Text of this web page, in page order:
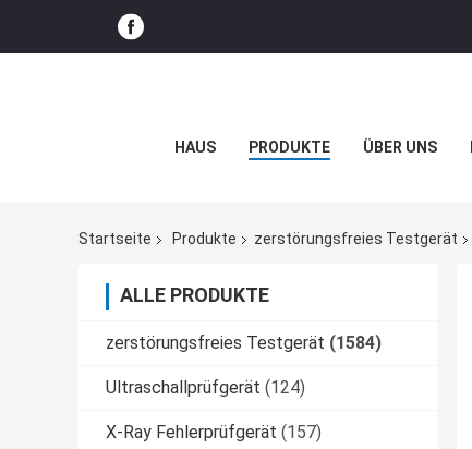
HAUS PRODUKTE ÜBER UNS
Startseite Produkte zerstörungsfreies Testgerät
ALLE PRODUKTE
zerstörungsfreies Testgerät (1584)
Ultraschallprüfgerät (124)
X-Ray Fehlerprüfgerät (157)